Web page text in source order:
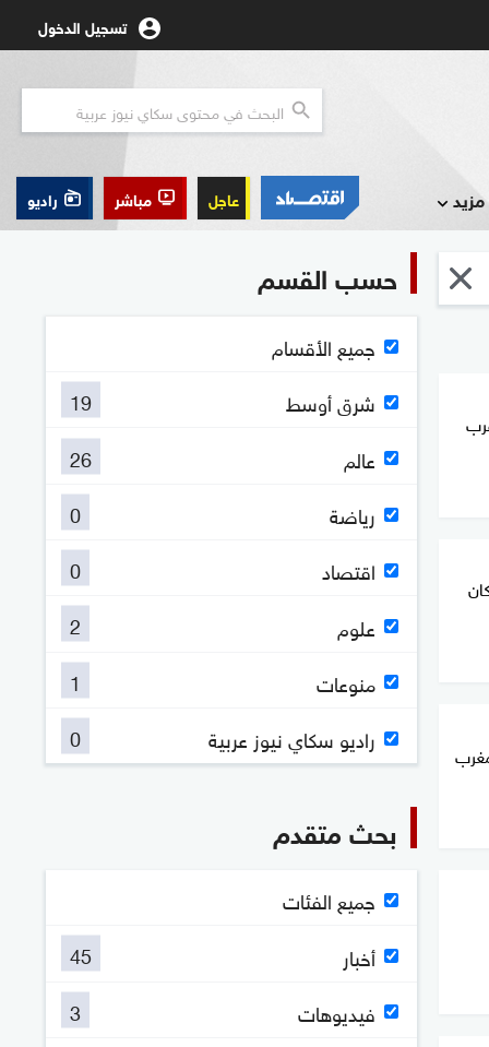
تسجيل الدخول
مزيد عاجل مباشر راديو
قرب
حسب القسم
جميع الأقسام
شرق أوسط
19
عالم
26
رياضة
0
اقتصاد
0
علوم
2
منوعات
1
راديو سكاي نيوز عربية
0
بحث متقدم
جميع الفئات
أخبار
45
فيديوهات
3